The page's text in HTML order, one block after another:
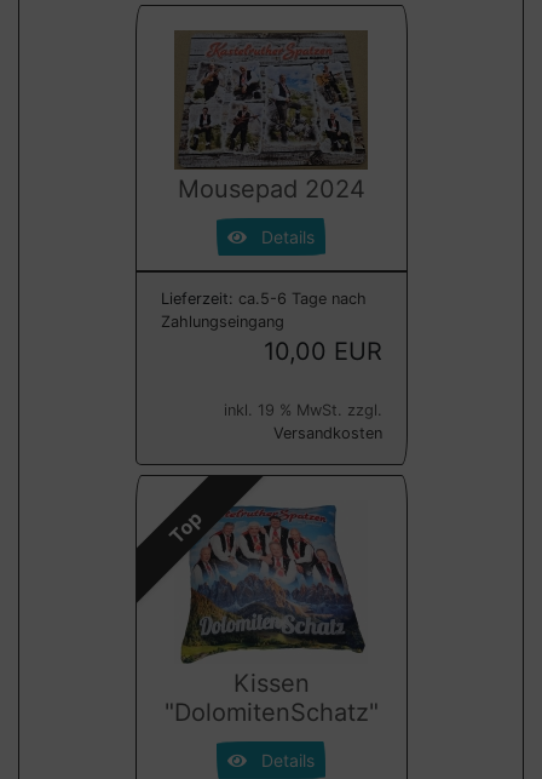
Mousepad 2024
Details
Lieferzeit: ca.5-6 Tage nach
Zahlungseingang
10,00 EUR
inkl. 19 % MwSt. zzgl.
Versandkosten
Top
Kissen
"DolomitenSchatz"
Details